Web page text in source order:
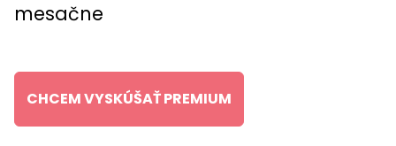
mesačne
CHCEM VYSKÚŠAŤ PREMIUM